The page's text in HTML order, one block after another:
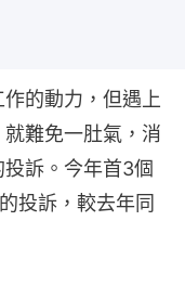
的動力，但遇上
難免一肚氣，消
訴。今年首3個
投訴，較去年同